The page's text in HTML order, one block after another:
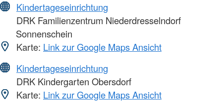
Kindertageseinrichtung
DRK Familienzentrum Niederdresselndorf
Sonnenschein
Karte: Link zur Google Maps Ansicht
Kindertageseinrichtung
DRK Kindergarten Obersdorf
Karte: Link zur Google Maps Ansicht